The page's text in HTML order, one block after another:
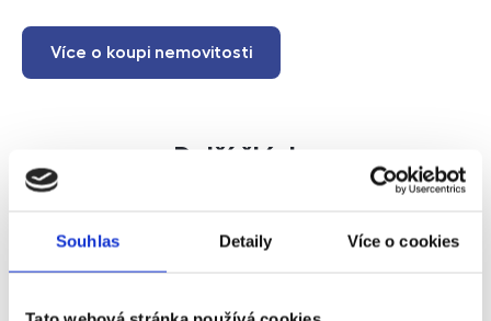
Souhlas Detaily Více o cookies
Více o koupi nemovitosti
Další články